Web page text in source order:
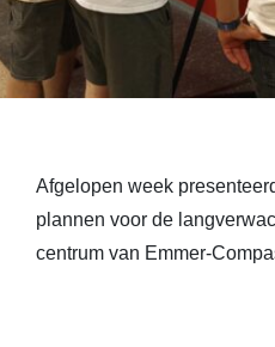
Afgelopen week
plannen voor de
centrum van Emmer-